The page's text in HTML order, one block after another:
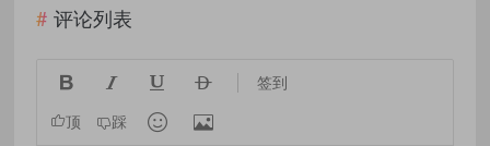
评论列表
    签到
顶 踩  